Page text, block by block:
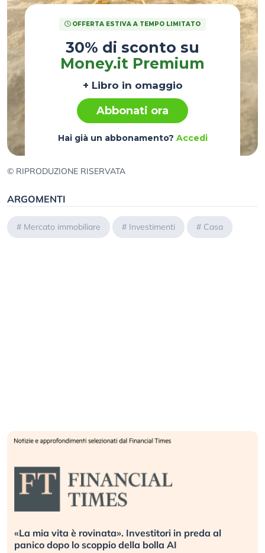
OFFERTA ESTIVA A TEMPO LIMITATO
30% di sconto su
Money.it Premium
+ Libro in omaggio
Abbonati ora
Hai già un abbonamento? Accedi
© RIPRODUZIONE RISERVATA
ARGOMENTI
# Mercato immobiliare # Investimenti # Casa
«La mia vita è rovinata». Investitori in preda al
panico dopo lo scoppio della bolla AI